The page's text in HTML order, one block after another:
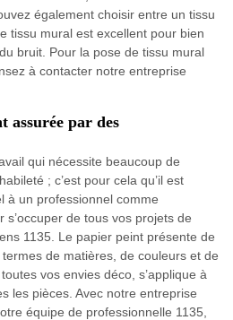
également choisir entre un tissu
tissu mural est excellent pour bien
bruit. Pour la pose de tissu mural
à contacter notre entreprise
assurée par des
qui nécessite beaucoup de
; c’est pour cela qu’il est
à un professionnel comme
de tous vos projets de
1135. Le papier peint présente de
de matières, de couleurs et de
vos envies déco, s’applique à
les pièces. Avec notre entreprise
équipe de professionnelle 1135,